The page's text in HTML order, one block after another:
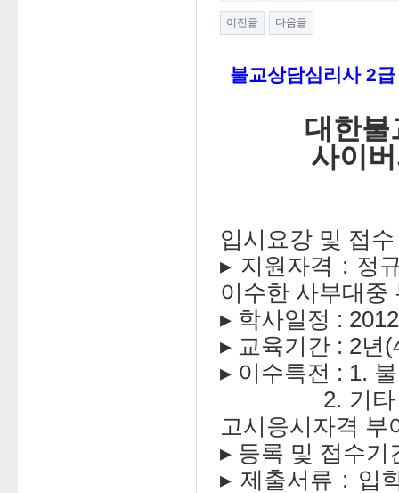
이전글 다음글
불교상담심리사 2
대한불
사이
입시요강 및 접수
▸ 지원자격 : 정
이수한 사부대중
▸ 학사일정 :
▸ 교육기간 : 2년
▸ 이수특전 : 1.
2. 기타 전문
고시응시자격 부
▸ 등록 및 접수기
▸ 제출서류 : 입